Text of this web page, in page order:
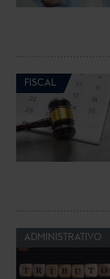
FISCAL
ADMINISTRATIVO